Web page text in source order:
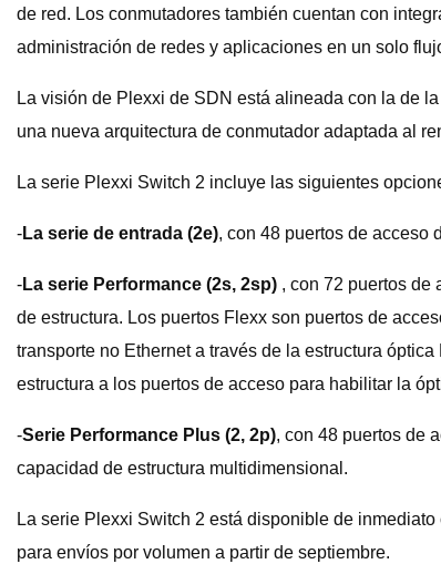
de red. Los conmutadores también cuentan con
administración de redes y aplicaciones en un solo
La visión de Plexxi de SDN está alineada con la de
una nueva arquitectura de conmutador adaptada al
La serie Plexxi Switch 2 incluye las siguientes
-La serie de entrada (2e), con 48 puertos de acceso
-La serie Performance (2s, 2sp) , con 72 puertos de
de estructura. Los puertos Flexx son puertos de
transporte no Ethernet a través de la estructura
estructura a los puertos de acceso para habilitar la
-Serie Performance Plus (2, 2p), con 48 puertos de
capacidad de estructura multidimensional.
La serie Plexxi Switch 2 está disponible de
para envíos por volumen a partir de septiembre.